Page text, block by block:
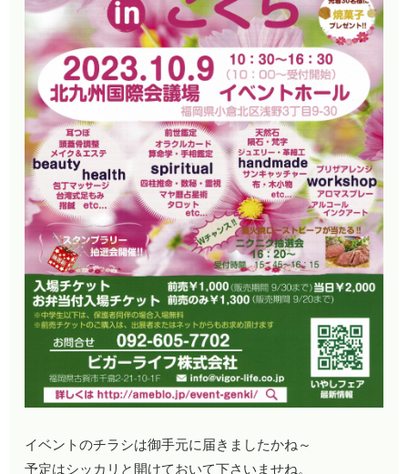
イベントのチラシは御手元に届きましたかね～
予定はシッカリと開けておいて下さいませね。